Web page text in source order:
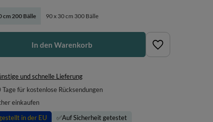
cm 200 Bälle 90 x 30 cm 300 Bälle
In den Warenkorb
und schnelle Lieferung
Tage für kostenlose Rücksendungen
einkaufen
in der EU ✅Auf Sicherheit getestet